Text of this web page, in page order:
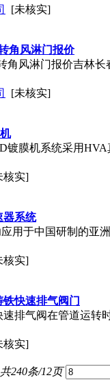
[未核实]
角风淋门报价
角风淋门报价吉林长
[未核实]
镀膜机系统采用HVA
核实]
器系统
应用于中国研制的亚
核实]
快速排气阀门
排气阀在管道运
核实]
共240条/12页